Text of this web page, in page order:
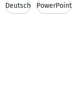
Deutsch PowerPoint